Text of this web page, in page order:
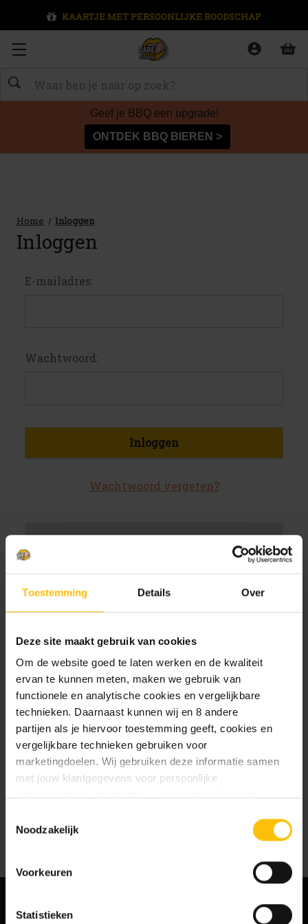
Toestemming Details Over
Deze site maakt gebruik van cookies
Om de website goed te laten werken en de kwaliteit
ervan te kunnen meten, maken we gebruik van
functionele en analytische cookies en vergelijkbare
technieken. Daarnaast kunnen wij en 8 andere
partijen als je hiervoor toestemming geeft, cookies en
vergelijkbare technieken gebruiken voor
marketingdoelen. Wij gebruiken deze informatie samen
met jouw klantgegevens voor persoonlijke
ervaringen: je eigen DTDD (gepersonaliseerde
aanbevelingen, functionaliteiten en communicatie binnen
dtdd.nl (relevante advertenties op websites en apps van
onze privacy policy
Noodzakelijk
Voorkeuren
Statistieken
KAARTJE MET PERSOONLIJKE BOODSCHAP
Zoeken
Geef je BBQ een upgrade!
ONTDEK BBQ BIEREN >
Home Inloggen
Inloggen
E-mailadres:
Wachtwoord:
Wachtwoord vergeten?
Maak een account aan bij ons
Sneller af te rekenen
Meerdere verzendadressen op
Jouw bestelgeschiedenis te
bekijken
Nieuwe bestellingen te volgen
Artikelen opslaan in jouw
verlanglijstje
Account aanmaken
MELD JE AAN VOOR ONZE NIEUWSBRIEF